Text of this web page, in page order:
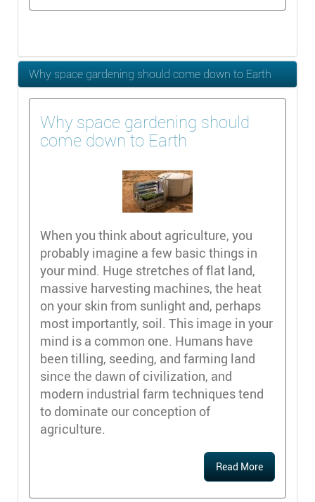
Why space gardening should come down to Earth
Why space gardening should
come down to Earth
When you think about agriculture, you
probably imagine a few basic things in
your mind. Huge stretches of flat land,
massive harvesting machines, the heat
on your skin from sunlight and, perhaps
most importantly, soil. This image in your
mind is a common one. Humans have
been tilling, seeding, and farming land
since the dawn of civilization, and
modern industrial farm techniques tend
to dominate our conception of
agriculture.
Read More